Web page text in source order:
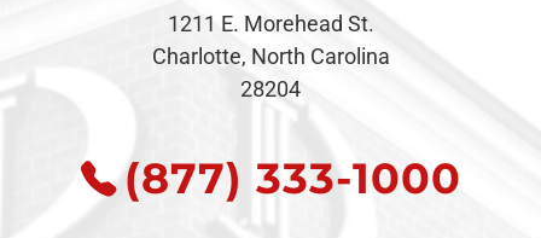
1211 E. Morehead St.
Charlotte, North Carolina
28204
(877) 333-1000